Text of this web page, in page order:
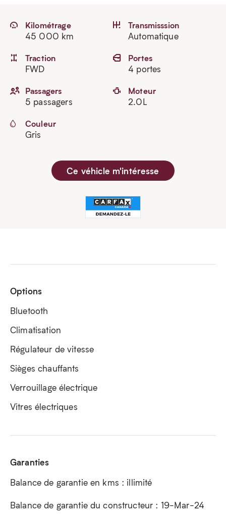
Kilométrage
45 000 km
Transmisssion
Automatique
Traction
FWD
Portes
4 portes
Passagers
5 passagers
Moteur
2.0L
Couleur
Gris
Ce véhicle m'intéresse
Options
Bluetooth
Climatisation
Régulateur de vitesse
Sièges chauffants
Verrouillage électrique
Vitres électriques
Garanties
Balance de garantie en kms : illimité
Balance de garantie du constructeur : 19-Mar-24